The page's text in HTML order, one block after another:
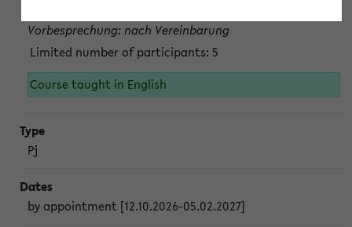
Vorbesprechung: nach Vereinbarung
Limited number of participants: 5
Course taught in English
Pj
by appointment [12.10.2026-05.02.2027]